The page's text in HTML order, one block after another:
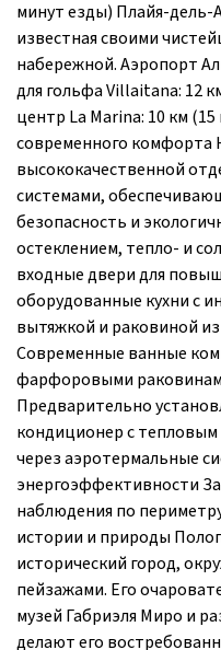
минут езды) Плайя-дель-
известная своими
набережной. Аэропорт
для гольфа Villaitana: 12
центр La Marina: 10 км
современного комфорта
высококачественной
системами,
безопасность и
остеклением, тепло- и
входные двери для
оборудованные кухни с
вытяжкой и раковиной
Современные ванные
фарфоровыми
Предварительно
кондиционер с тепловым
через аэротермальные
энергоэффективности
наблюдения по
истории и природы
исторический город,
пейзажами. Его
музей Габриэля Миро и
делают его